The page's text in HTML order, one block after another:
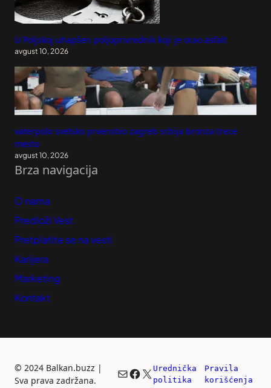
U Poljskoj uhapšen poljoprivrednik koji je orao asfalt
avgust 10, 2026
vaterpolo svetsko prvenstvo zagreb srbija bronza trece
mesto
avgust 10, 2026
Brza navigacija
O nama
Predloži Vest
Pretplatite se na vesti
Karijera
Marketing
Kontakt
© 2024 Balkan.buzz |
Sva prava zadržana.
Mail
Facebook
X Urednička
politika
Pravila
korišćenja